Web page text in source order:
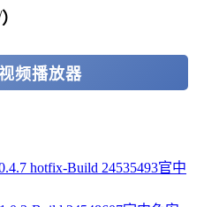
频播放器
hotfix-Build 24535493官中